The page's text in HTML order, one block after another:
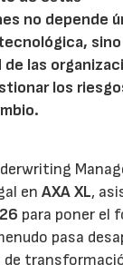
no depende
de las
los
enAXA XL,
para poner el
pasa
de